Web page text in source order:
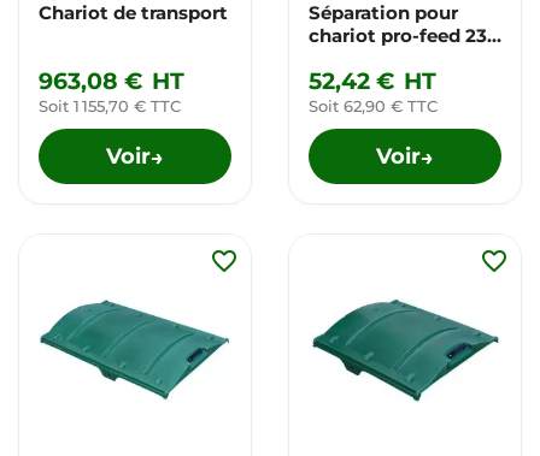
Chariot de transport
963,08 € HT
Soit 1 155,70 € TTC
Voir→
Séparation pour
chariot pro-feed 230
52,42 € HT
Soit 62,90 € TTC
Voir→
favorite_border favorite_border